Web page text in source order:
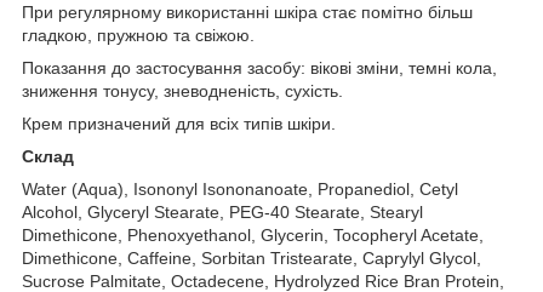
При регулярному використанні шкіра стає помітно більш
гладкою, пружною та свіжою.
Показання до застосування засобу: вікові зміни, темні кола,
зниження тонусу, зневодненість, сухість.
Крем призначений для всіх типів шкіри.
Склад
Water (Aqua), Isononyl Isononanoate, Propanediol, Cetyl
Alcohol, Glyceryl Stearate, PEG-40 Stearate, Stearyl
Dimethicone, Phenoxyethanol, Glycerin, Tocopheryl Acetate,
Dimethicone, Caffeine, Sorbitan Tristearate, Caprylyl Glycol,
Sucrose Palmitate, Octadecene, Hydrolyzed Rice Bran Protein,